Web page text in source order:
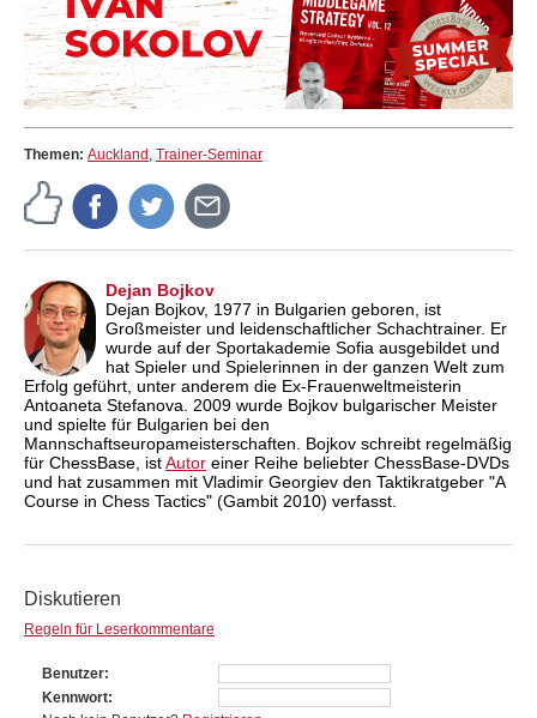
Themen: Auckland , Trainer-Seminar
Dejan Bojkov
Dejan Bojkov, 1977 in Bulgarien geboren, ist
Großmeister und leidenschaftlicher Schachtrainer. Er
wurde auf der Sportakademie Sofia ausgebildet und
hat Spieler und Spielerinnen in der ganzen Welt zum
Erfolg geführt, unter anderem die Ex-Frauenweltmeisterin
Antoaneta Stefanova. 2009 wurde Bojkov bulgarischer Meister
und spielte für Bulgarien bei den
Mannschaftseuropameisterschaften. Bojkov schreibt regelmäßig
für ChessBase, istAutor einer Reihe beliebter ChessBase-DVDs
und hat zusammen mit Vladimir Georgiev den Taktikratgeber "A
Course in Chess Tactics" (Gambit 2010) verfasst.
Diskutieren
Regeln für Leserkommentare
Benutzer
Kennwort